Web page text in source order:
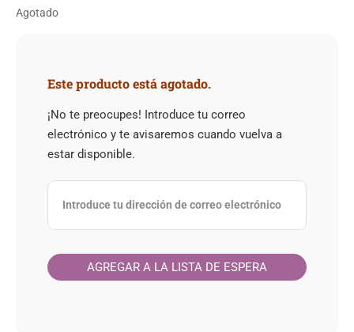
Agotado
Este producto está agotado.
¡No te preocupes! Introduce tu correo
electrónico y te avisaremos cuando vuelva a
estar disponible.